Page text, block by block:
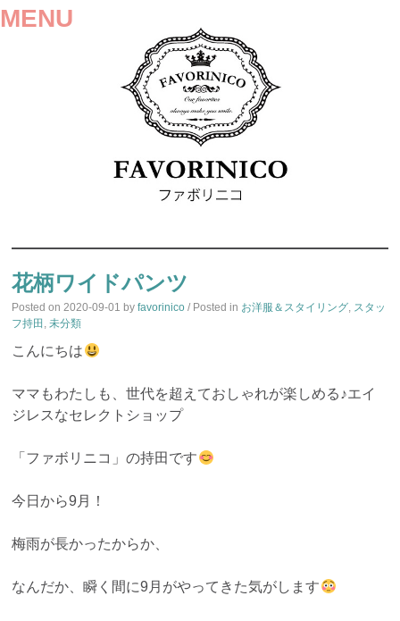
MENU
TO
CONTENT
花柄ワイドパンツ
Posted on2020-09-01 byfavorinico / Posted in お洋服＆スタイリング, スタッ
フ持田 ,未分類
こんにちは
ママもわたしも、世代を超えておしゃれが楽しめる♪エイ
ジレスなセレクトショップ
「ファボリニコ」の持田です
今日から9月！
梅雨が長かったからか、
なんだか、瞬く間に9月がやってきた気がします